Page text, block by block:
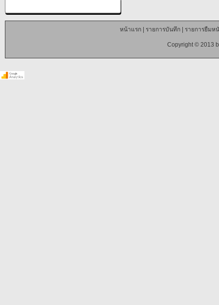
หน้าแรก| รายการบันทึก| รายการยืมห
Copyright © 2013